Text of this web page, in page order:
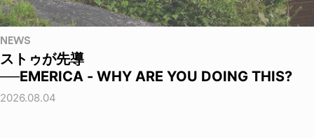
NEWS
ストゥが先導
──EMERICA - WHY ARE YOU DOING THIS?
2026.08.04